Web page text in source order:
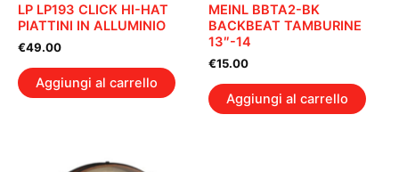
LP LP193 CLICK HI-HAT
PIATTINI IN ALLUMINIO
€49.00
Aggiungi al carrello
MEINL BBTA2-BK
BACKBEAT TAMBURINE
13″-14
€15.00
Aggiungi al carrello